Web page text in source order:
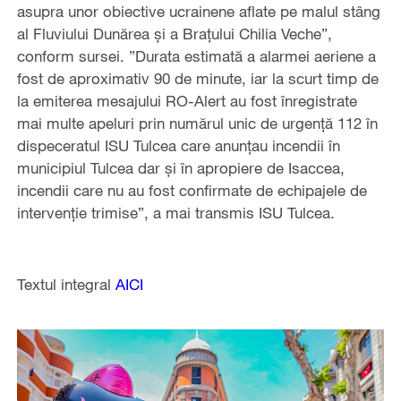
asupra unor obiective ucrainene aflate pe malul stâng
al Fluviului Dunărea şi a Braţului Chilia Veche”,
conform sursei. ”Durata estimată a alarmei aeriene a
fost de aproximativ 90 de minute, iar la scurt timp de
la emiterea mesajului RO-Alert au fost înregistrate
mai multe apeluri prin numărul unic de urgenţă 112 în
dispeceratul ISU Tulcea care anunţau incendii în
municipiul Tulcea dar şi în apropiere de Isaccea,
incendii care nu au fost confirmate de echipajele de
intervenţie trimise”, a mai transmis ISU Tulcea.
Textul integral AICI